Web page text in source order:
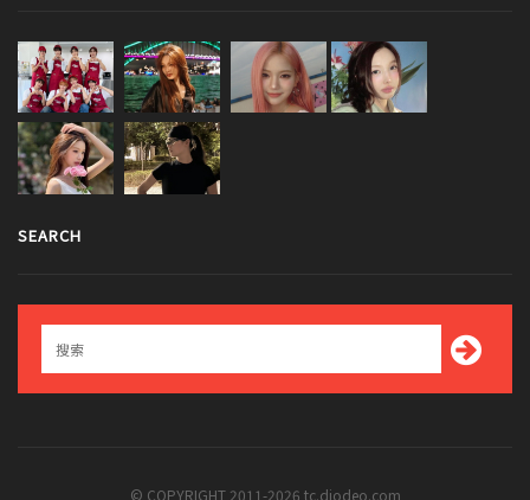
SEARCH
© COPYRIGHT 2011-2026 tc.diodeo.com